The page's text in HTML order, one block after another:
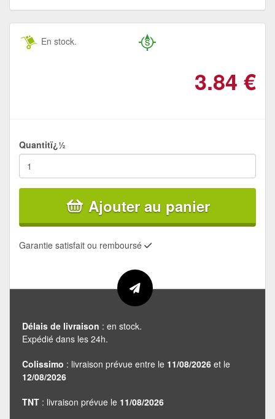
En stock.
3.84 €
Quantitï¿½
Ajouter au panier
Garantie satisfait ou remboursé
Délais de livraison : en stock.
Expédié dans les 24h.
Colissimo : livraison prévue entre le 11/08/2026 et le
12/08/2026
TNT : livraison prévue le 11/08/2026